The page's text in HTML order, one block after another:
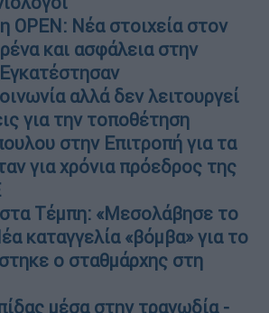
OPEN: Νέα στοιχεία στον
και ασφάλεια στην
αλλά δεν λειτουργεί
για την τοποθέτηση
στην Επιτροπή για τα
για χρόνια πρόεδρος της
Τέμπη: «Μεσολάβησε το
καταγγελία «βόμβα» για το
ο σταθμάρχης στη
μέσα στην τραγωδία -